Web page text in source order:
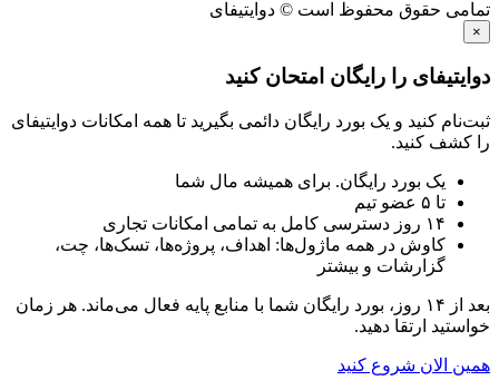
محفوظ است © دوایتیفای
را رایگان امتحان کنید
و یک بورد رایگان دائمی بگیرید تا همه امکانات دوایتیفای
بورد رایگان. برای همیشه مال شما
در همه ماژول‌ها: اهداف، پروژه‌ها، تسک‌ها، چت،
و بیشتر
بعد از ۱۴ روز، بورد رایگان شما با منابع پایه فعال می‌ماند. هر زمان
دهید.
شروع کنید